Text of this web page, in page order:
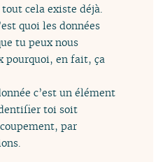
cela existe déjà.
quoi les données
tu peux nous
pourquoi, en fait, ça
c’est un élément
toi soit
par